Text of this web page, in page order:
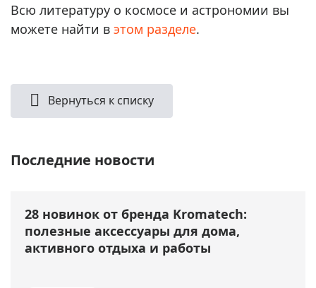
Всю литературу о космосе и астрономии вы
можете найти в этом разделе.
Вернуться к списку
Последние новости
28 новинок от бренда Kromatech:
полезные аксессуары для дома,
активного отдыха и работы